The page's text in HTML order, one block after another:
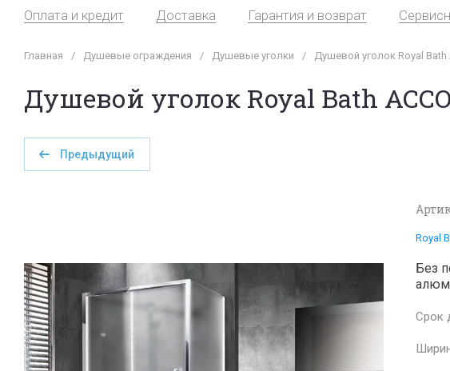
Оплата и кредит Доставка Гарантия и возврат
Главная / Душевые ограждения / Душевые уголки / Душевой уголок Royal Bath
Душевой уголок Royal Bath
Предыдущий
Royal
Без
Срок